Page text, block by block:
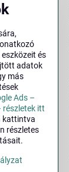
és
adatok
más
Ads –
részletek itt
kattintva
részletes